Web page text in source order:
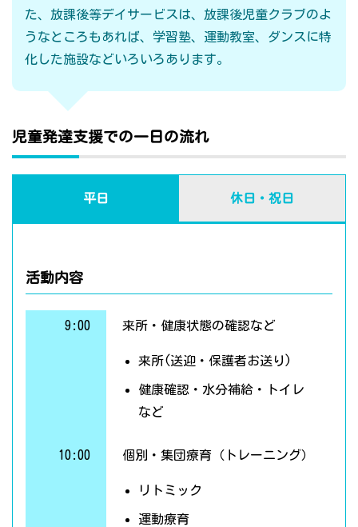
た、放課後等デイサービスは、放課後児童クラブのよ
うなところもあれば、学習塾、運動教室、ダンスに特
化した施設などいろいろあります。
児童発達支援での一日の流れ
平日 休日・祝日
活動内容
9:00 来所・健康状態の確認など
来所(送迎・保護者お送り)
健康確認・水分補給・トイレ
など
10:00 個別・集団療育（トレーニング）
リトミック
運動療育